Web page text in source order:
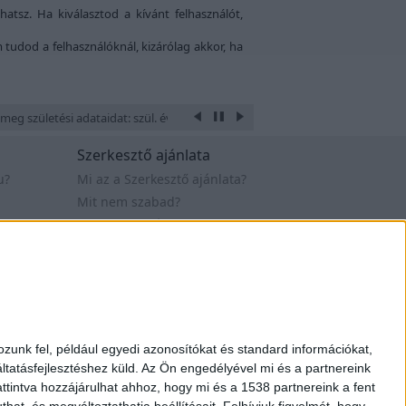
fel, például egyedi azonosítókat és standard információkat,
küld. Az Ön engedélyével mi és a partnereink
hozzájárulhat ahhoz, hogy mi és a 1538 partnereink a fent
Ha kiválasztod a kívánt felhasználót,
a felhasználóknál, kizárólag akkor, ha
születési adataidat: szül. éve, hónapja, napja, óra és perce, a hely ahol
Szerkesztő ajánlata
Mi az a Szerkesztő ajánlata?
Mit nem szabad?
Mikor van esélyem?